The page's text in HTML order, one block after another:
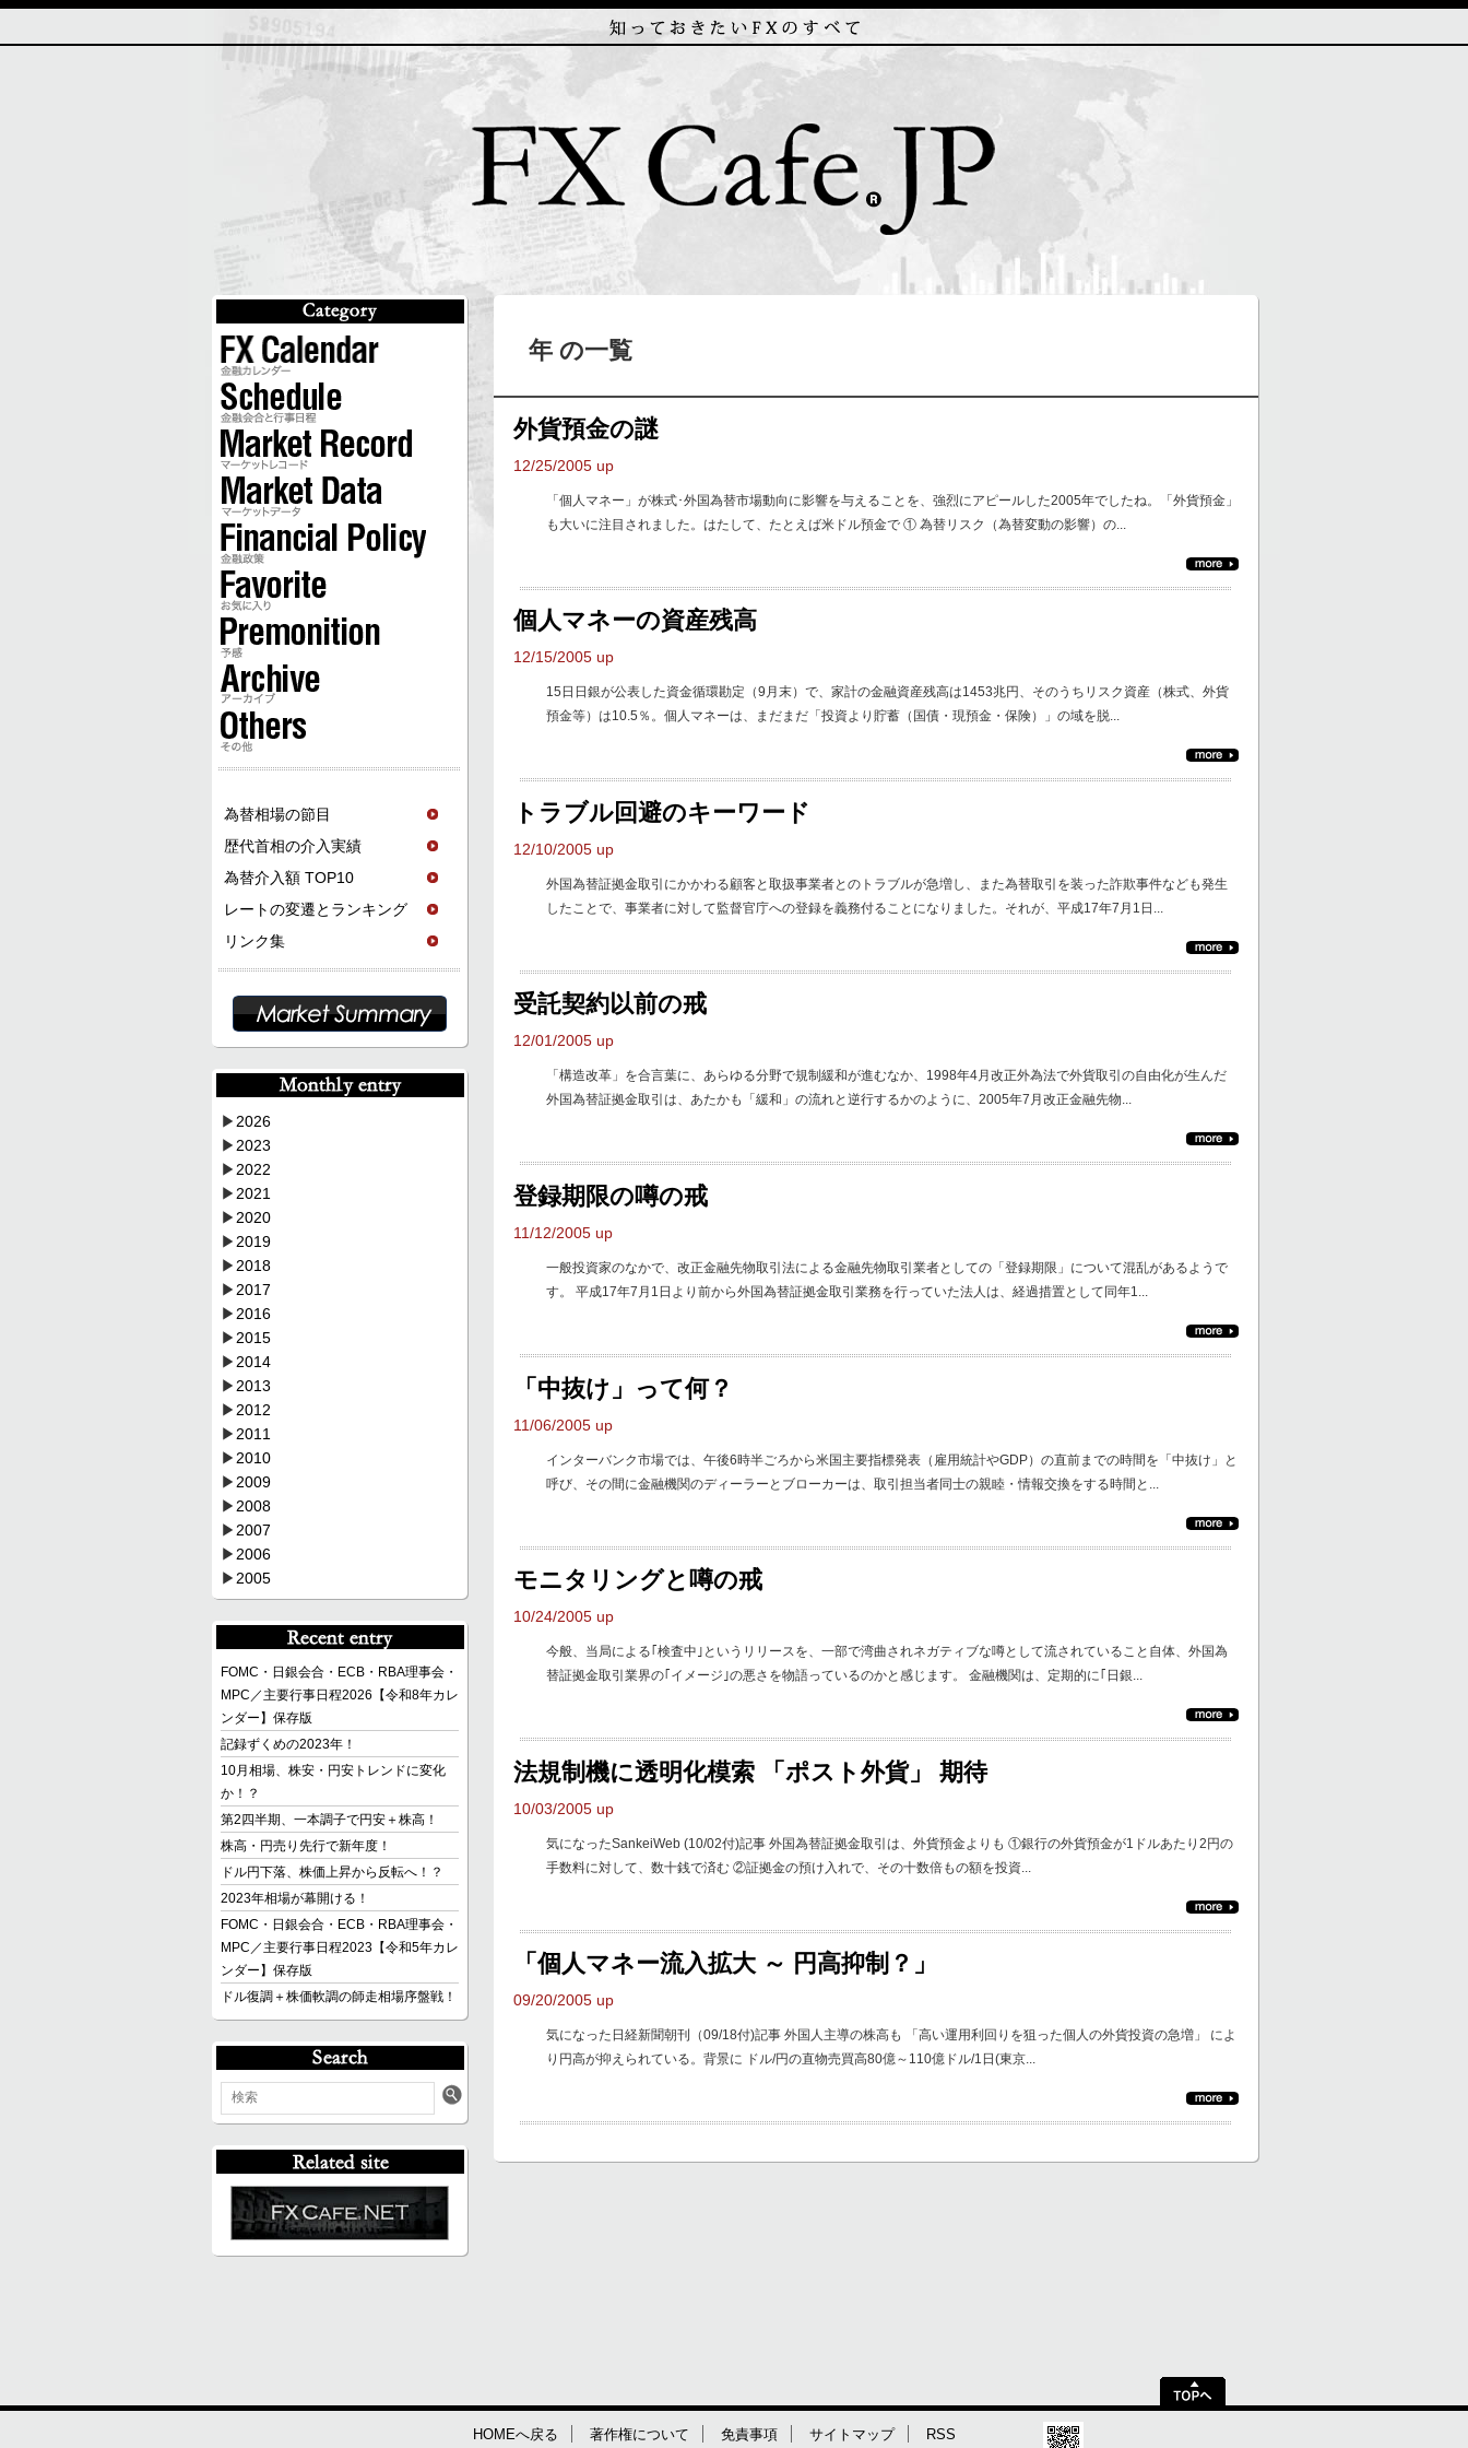
年 の一覧
外貨預金の謎
12/25/2005 up
「個人マネー」が株式･外国為替市場動向に影響を与えることを、強烈にアピールした2005年でしたね。「外貨預金」
も大いに注目されました。はたして、たとえば米ドル預金で ① 為替リスク（為替変動の影響）の...
個人マネーの資産残高
12/15/2005 up
15日日銀が公表した資金循環勘定（9月末）で、家計の金融資産残高は1453兆円、そのうちリスク資産（株式、外貨
預金等）は10.5％。個人マネーは、まだまだ「投資より貯蓄（国債・現預金・保険）」の域を脱...
トラブル回避のキーワード
12/10/2005 up
外国為替証拠金取引にかかわる顧客と取扱事業者とのトラブルが急増し、また為替取引を装った詐欺事件なども発生
したことで、事業者に対して監督官庁への登録を義務付ることになりました。それが、平成17年7月1日...
受託契約以前の戒
12/01/2005 up
「構造改革」を合言葉に、あらゆる分野で規制緩和が進むなか、1998年4月改正外為法で外貨取引の自由化が生んだ
外国為替証拠金取引は、あたかも「緩和」の流れと逆行するかのように、2005年7月改正金融先物...
登録期限の噂の戒
11/12/2005 up
一般投資家のなかで、改正金融先物取引法による金融先物取引業者としての「登録期限」について混乱があるようで
す。 平成17年7月1日より前から外国為替証拠金取引業務を行っていた法人は、経過措置として同年1...
「中抜け」って何？
11/06/2005 up
インターバンク市場では、午後6時半ごろから米国主要指標発表（雇用統計やGDP）の直前までの時間を「中抜け」と
呼び、その間に金融機関のディーラーとブローカーは、取引担当者同士の親睦・情報交換をする時間と...
モニタリングと噂の戒
10/24/2005 up
今般、当局による｢検査中｣というリリースを、一部で湾曲されネガティブな噂として流されていること自体、外国為
替証拠金取引業界の｢イメージ｣の悪さを物語っているのかと感じます。 金融機関は、定期的に｢日銀...
法規制機に透明化模索 「ポスト外貨」 期待
10/03/2005 up
気になったSankeiWeb (10/02付)記事 外国為替証拠金取引は、外貨預金よりも ①銀行の外貨預金が1ドルあたり2円の
手数料に対して、数十銭で済む ②証拠金の預け入れで、その十数倍もの額を投資...
「個人マネー流入拡大 ～ 円高抑制？」
09/20/2005 up
気になった日経新聞朝刊（09/18付)記事 外国人主導の株高も 「高い運用利回りを狙った個人の外貨投資の急増」 によ
り円高が抑えられている。背景に ドル/円の直物売買高80億～110億ドル/1日(東京...
為替相場の節目
歴代首相の介入実績
為替介入額 TOP10
レートの変遷とランキング
リンク集
▶ 2026
▶ 2023
▶ 2022
▶ 2021
▶ 2020
▶ 2019
▶ 2018
▶ 2017
▶ 2016
▶ 2015
▶ 2014
▶ 2013
▶ 2012
▶ 2011
▶ 2010
▶ 2009
▶ 2008
▶ 2007
▶ 2006
▶ 2005
FOMC・日銀会合・ECB・RBA理事会・
MPC／主要行事日程2026【令和8年カレ
ンダー】保存版
記録ずくめの2023年！
10月相場、株安・円安トレンドに変化
か！？
第2四半期、一本調子で円安＋株高！
株高・円売り先行で新年度！
ドル円下落、株価上昇から反転へ！？
2023年相場が幕開ける！
FOMC・日銀会合・ECB・RBA理事会・
MPC／主要行事日程2023【令和5年カレ
ンダー】保存版
ドル復調＋株価軟調の師走相場序盤戦！
HOMEへ戻る 著作権について 免責事項 サイトマップ RSS